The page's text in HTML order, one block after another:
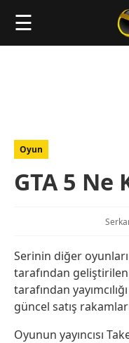
☰
Oyun
GTA 5 Ne
Serinin diğer
tarafından
tarafından
güncel satış
Oyunun yayıncısı